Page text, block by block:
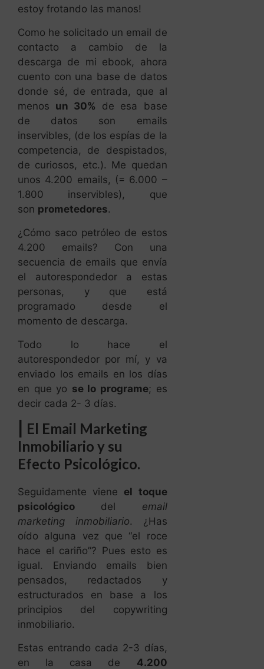
estoy frotando las manos!
Como he solicitado un email de
contacto a cambio de la
descarga de mi ebook, ahora
cuento con una base de datos
donde sé, de entrada, que al
menos un 30%
de esa base
de datos son emails
inservibles, (de los espías de la
competencia, de despistados,
de curiosos, etc.). Me quedan
unos 4.200 emails, (= 6.000 –
1.800 inservibles), que
son prometedores.
¿Cómo saco petróleo de estos
4.200 emails? Con una
secuencia de emails que envía
el autorespondedor a estas
personas, y que está
programado desde el
momento de descarga.
Todo lo hace el
autorespondedor por mí, y va
enviado los emails en los días
en que yo se lo programe; es
decir cada 2- 3 días.
El Email Marketing
Inmobiliario y su
Efecto Psicológico.
Seguidamente viene el toque
psicológico del email
marketing inmobiliario. ¿Has
oído alguna vez que “el roce
hace el cariño”? Pues esto es
igual. Enviando emails bien
pensados, redactados y
estructurados en base a los
principios del copywriting
inmobiliario.
Estas entrando cada 2-3 días,
en la casa de 4.200